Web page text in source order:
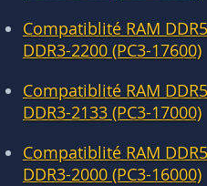
Compatiblité RAM
DDR3-2200 (PC3-17600)
Compatiblité RAM
DDR3-2133 (PC3-17000)
Compatiblité RAM
DDR3-2000 (PC3-16000)